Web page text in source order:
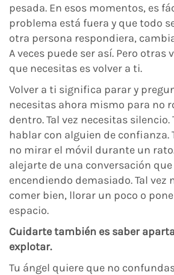
pesada. En esos momentos, es
problema está fuera y que todo
otra persona respondiera,
A veces puede ser así. Pero otras
que necesitas es volver a ti.
Volver a ti significa parar y
necesitas ahora mismo para no
dentro. Tal vez necesitas silencio.
hablar con alguien de confianza.
no mirar el móvil durante un
alejarte de una conversación
encendiendo demasiado. Tal vez
comer bien, llorar un poco o
espacio.
Cuidarte también es saber
explotar.
Tu ángel quiere que no